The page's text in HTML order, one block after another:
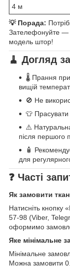
4 м
💡 Порада:
Зателефонуйте —
модель штор!
🧹 Догляд
🌡️ Прання
вищій
🚫 Не
👕 Прасувати
⚠️
після
🧴
для
❓ Часті
Як замовити
Натисніть кнопку
57-98 (Viber,
оформимо
Яке мінімальне
Мінімальне
Можна замовити